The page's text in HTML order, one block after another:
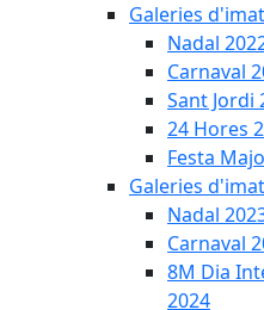
Galeries
Nadal
Carnaval
Sant Jordi
24 Hores
Festa
Galeries
Nadal
Carnaval
8M Dia
2024